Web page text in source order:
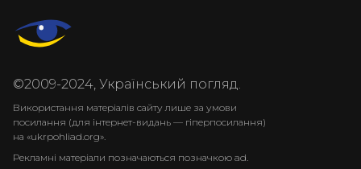
©2009-2024, Український погляд.
Використання матеріалів сайту лише за умови
посилання (для інтернет-видань — гіперпосилання)
на «ukrpohliad.org».
Рекламні матеріали позначаються позначкою ad.